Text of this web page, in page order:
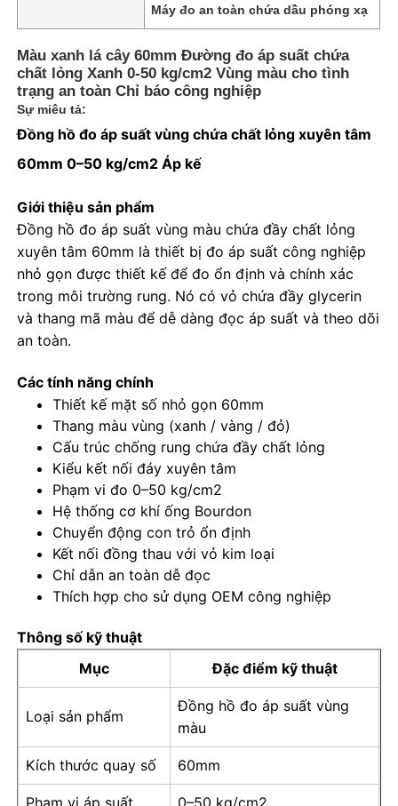
Nhà
Sản phẩm
Về chúng tôi
Tham quan nhà máy
Kiểm soát chất lượng
Liên hệ chúng tôi
Yêu cầu báo giá
đồng hồ đo áp suất thép không gỉ
Đồng hồ đo nhiệt độ và áp suất
Máy đo an toàn chứa dầu phóng xạ
Màu xanh lá cây 60mm Đường đo áp suất chứa
chất lỏng Xanh 0-50 kg/cm2 Vùng màu cho tình
trạng an toàn Chỉ báo công nghiệp
Sự miêu tả:
Đồng hồ đo áp suất vùng chứa chất lỏng xuyên tâm
60mm 0–50 kg/cm2 Áp kế
Giới thiệu sản phẩm
Đồng hồ đo áp suất vùng màu chứa đầy chất lỏng
xuyên tâm 60mm là thiết bị đo áp suất công nghiệp
nhỏ gọn được thiết kế để đo ổn định và chính xác
trong môi trường rung. Nó có vỏ chứa đầy glycerin
và thang mã màu để dễ dàng đọc áp suất và theo dõi
an toàn.
Các tính năng chính
Thiết kế mặt số nhỏ gọn 60mm
Thang màu vùng (xanh / vàng / đỏ)
Cấu trúc chống rung chứa đầy chất lỏng
Kiểu kết nối đáy xuyên tâm
Phạm vi đo 0–50 kg/cm2
Hệ thống cơ khí ống Bourdon
Chuyển động con trỏ ổn định
Kết nối đồng thau với vỏ kim loại
Chỉ dẫn an toàn dễ đọc
Thích hợp cho sử dụng OEM công nghiệp
Thông số kỹ thuật
Mục
Đặc điểm kỹ thuật
Loại sản phẩm
Đồng hồ đo áp suất vùng
màu
Kích thước quay số 60mm
Phạm vi áp suất 0–50 kg/cm2